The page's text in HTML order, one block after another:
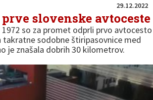
29.12.2022
slovenske avtoceste
so za promet odprli prvo avtocesto
takratne sodobne štiripasovnice med
je znašala dobrih 30 kilometrov.